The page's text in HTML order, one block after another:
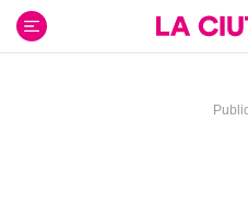
contenido